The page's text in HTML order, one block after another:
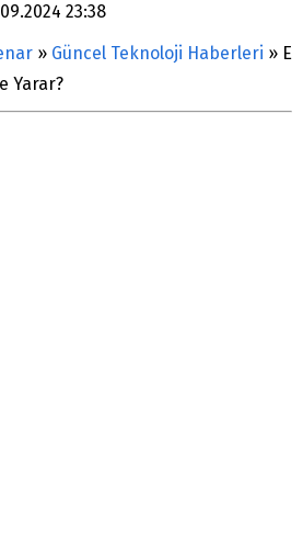
23:38
» Güncel Teknoloji Haberleri » E
Yarar?